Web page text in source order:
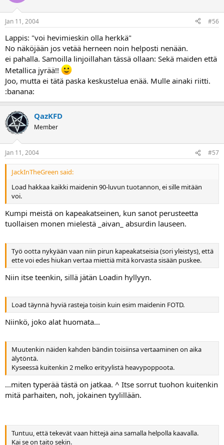
Jan 11, 2004 #56
Lappis: "voi hevimieskin olla herkkä"
No näköjään jos vetää herneen noin helposti nenään.
ei pahalla. Samoilla linjoillahan tässä ollaan: Sekä maiden että
Metallica jyrää!!
Joo, mutta ei tätä paska keskustelua enää. Mulle ainaki riitti.
:banana:
QazKFD
Member
Jan 11, 2004 #57
JackInTheGreen said:
Load hakkaa kaikki maidenin 90-luvun tuotannon, ei sille mitään
voi.
Kumpi meistä on kapeakatseinen, kun sanot perusteetta
tuollaisen monen mielestä _aivan_ absurdin lauseen.
Työ ootta nykyään vaan niin pirun kapeakatseisia (sori yleistys), että
ette voi edes hiukan vertaa miettiä mitä korvasta sisään puskee.
Niin itse teenkin, sillä jätän Loadin hyllyyn.
Load täynnä hyviä rasteja toisin kuin esim maidenin FOTD.
Niinkö, joko alat huomata...
Muutenkin näiden kahden bändin toisiinsa vertaaminen on aika
älytöntä.
Kyseessä kuitenkin 2 melko erityylistä heavypoppoota.
...miten typerää tästä on jatkaa. ^ Itse sorrut tuohon kuitenkin
mitä parhaiten, noh, jokainen tyylillään.
Tuntuu, että tekevät vaan hittejä aina samalla helpolla kaavalla.
Kai se on taito sekin.